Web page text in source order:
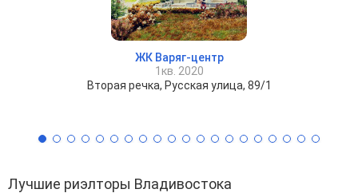
ЖК Варяг-центр
1кв. 2020
Вторая речка, Русская улица, 89/1
Лучшие риэлторы Владивостока